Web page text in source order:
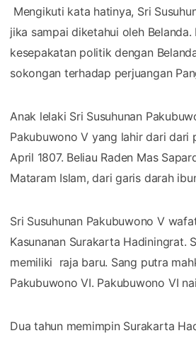
Mengikuti kata hatinya, Sri
jika sampai diketahui oleh
kesepakatan politik dengan
sokongan terhadap perjuangan
Anak lelaki Sri Susuhunan
Pakubuwono V yang lahir dari dari
April 1807. Beliau Raden Mas
Mataram Islam, dari garis darah
Sri Susuhunan Pakubuwono V
Kasunanan Surakarta Hadiningrat.
memiliki raja baru. Sang putra
Pakubuwono VI. Pakubuwono VI
Dua tahun memimpin Surakarta